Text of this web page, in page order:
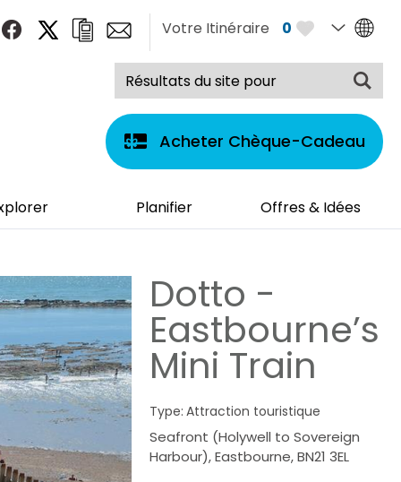
Votre Itinéraire 0
Acheter Chèque-Cadeau
Planifier Offres & Idées
Dotto -
Eastbourne’s
Mini Train
Type: Attraction touristique
Seafront (Holywell to Sovereign
Harbour),Eastbourne,BN21 3EL